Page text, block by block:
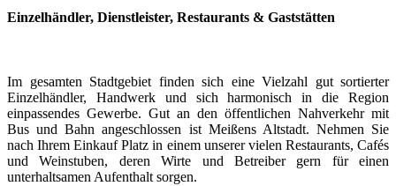
Einzelhändler, Dienstleister, Restaurants & Gaststätten
Im gesamten Stadtgebiet finden sich eine Vielzahl gut sortierter
Einzelhändler, Handwerk und sich harmonisch in die Region
einpassendes Gewerbe. Gut an den öffentlichen Nahverkehr mit
Bus und Bahn angeschlossen ist Meißens Altstadt. Nehmen Sie
nach Ihrem Einkauf Platz in einem unserer vielen Restaurants, Cafés
und Weinstuben, deren Wirte und Betreiber gern für einen
unterhaltsamen Aufenthalt sorgen.